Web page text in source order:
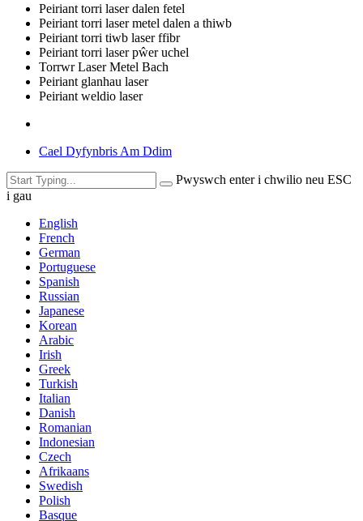
Peiriant torri laser dalen fetel
Peiriant torri laser metel dalen a thiwb
Peiriant torri tiwb laser ffibr
Peiriant torri laser pŵer uchel
Torrwr Laser Metel Bach
Peiriant glanhau laser
Peiriant weldio laser
Cael Dyfynbris Am Ddim
Pwyswch enter i chwilio neu ESC
i gau
English
French
German
Portuguese
Spanish
Russian
Japanese
Korean
Arabic
Irish
Greek
Turkish
Italian
Danish
Romanian
Indonesian
Czech
Afrikaans
Swedish
Polish
Basque